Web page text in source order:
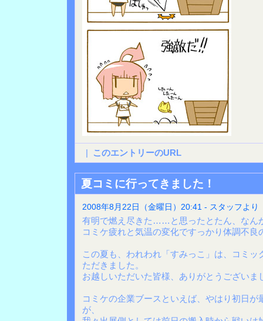
| このエントリーのURL
夏コミに行ってきました！
2008年8月22日（金曜日）20:41 - スタッフより
有明で燃え尽きた……と思ったとたん、なん
コミケ疲れと気温の変化ですっかり体調不良
この夏も、われわれ「すみっこ」は、コミ
ただきました。
お越しいただいた皆様、ありがとうございま
コミケの企業ブースといえば、やはり初日が
が、